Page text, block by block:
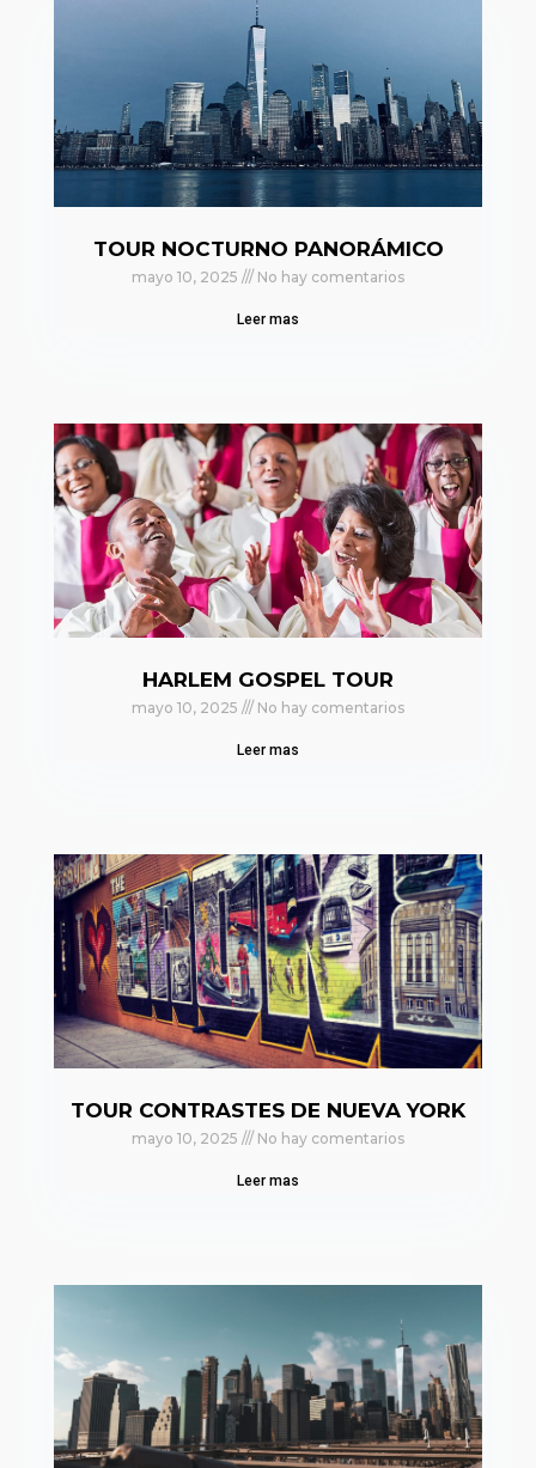
TOUR NOCTURNO PANORÁMICO
mayo 10, 2025 No hay comentarios
Leer mas
HARLEM GOSPEL TOUR
mayo 10, 2025 No hay comentarios
Leer mas
TOUR CONTRASTES DE NUEVA YORK
mayo 10, 2025 No hay comentarios
Leer mas